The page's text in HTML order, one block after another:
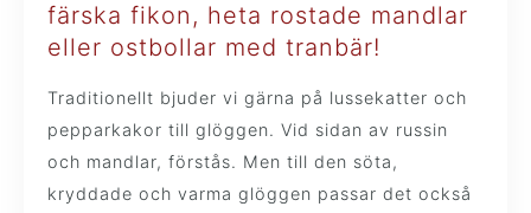
färska fikon, heta rostade mandlar
eller ostbollar med tranbär!
Traditionellt bjuder vi gärna på lussekatter och
pepparkakor till glöggen. Vid sidan av russin
och mandlar, förstås. Men till den söta,
kryddade och varma glöggen passar det också